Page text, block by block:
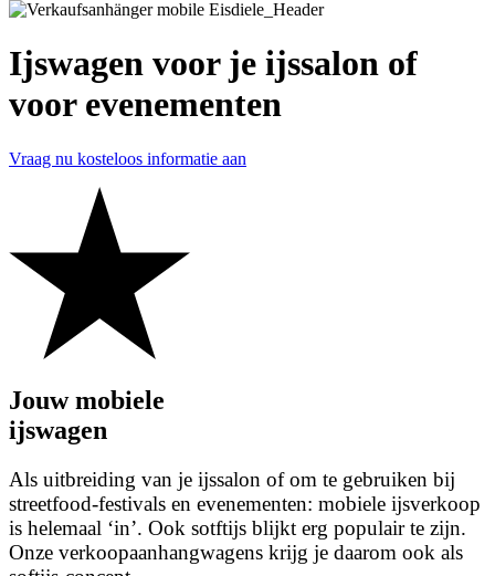
Ijswagen voor je ijssalon of
voor evenementen
Vraag nu kosteloos informatie aan
Jouw mobiele
ijswagen
Als uitbreiding van je ijssalon of om te gebruiken bij
streetfood-festivals en evenementen: mobiele ijsverkoop
is helemaal ‘in’. Ook sotftijs blijkt erg populair te zijn.
Onze verkoopaanhangwagens krijg je daarom ook als